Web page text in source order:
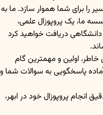
را برای شما هموار سازد. ما به
ما، یک پروپوزال علمی،
دانشگاهی دریافت خواهید کرد
خاطر، اولین و مهمترین گام
پاسخگویی به سوالات شما و
انجام پروپوزال خود در ابهر،